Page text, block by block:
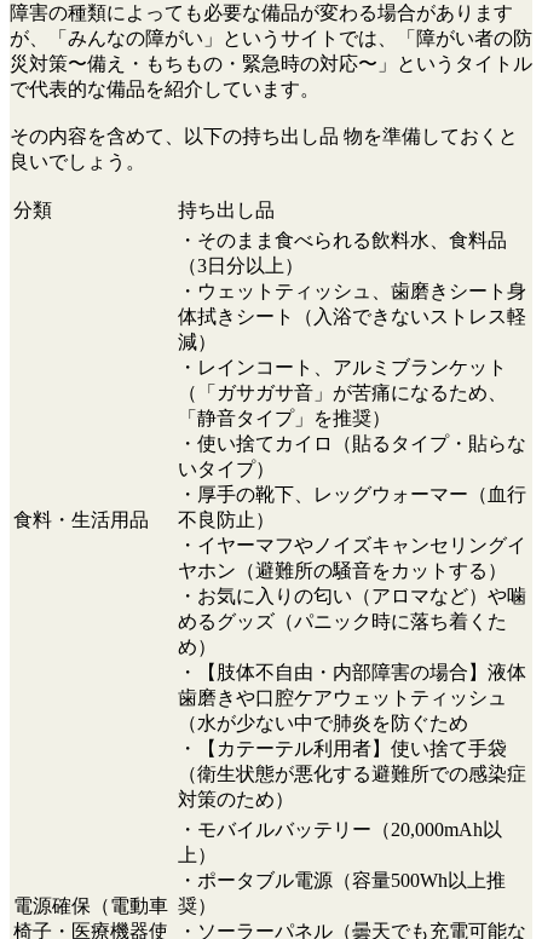
障害の種類によっても必要な備品が変わる場合があります
が、「みんなの障がい」というサイトでは、「障がい者の防
災対策〜備え・もちもの・緊急時の対応〜」というタイトル
で代表的な備品を紹介しています。
その内容を含めて、以下の持ち出し品 物を準備しておくと
良いでしょう。
分類 持ち出し品
食料・生活用品
・そのまま食べられる飲料水、食料品
（3日分以上）
・ウェットティッシュ、歯磨きシート身
体拭きシート（入浴できないストレス軽
減）
・レインコート、アルミブランケット
（「ガサガサ音」が苦痛になるため、
「静音タイプ」を推奨）
・使い捨てカイロ（貼るタイプ・貼らな
いタイプ）
・厚手の靴下、レッグウォーマー（血行
不良防止）
・イヤーマフやノイズキャンセリングイ
ヤホン（避難所の騒音をカットする）
・お気に入りの匂い（アロマなど）や噛
めるグッズ（パニック時に落ち着くた
め）
・【肢体不自由・内部障害の場合】液体
歯磨きや口腔ケアウェットティッシュ
（水が少ない中で肺炎を防ぐため
・【カテーテル利用者】使い捨て手袋
（衛生状態が悪化する避難所での感染症
対策のため）
電源確保（電動車
椅子・医療機器使
・モバイルバッテリー（20,000mAh以
上）
・ポータブル電源（容量500Wh以上推
奨）
・ソーラーパネル（曇天でも充電可能な